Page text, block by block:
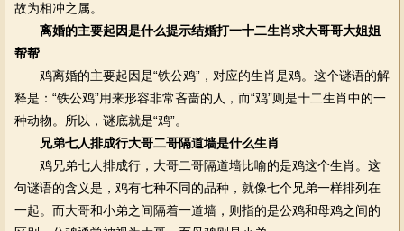
故为相冲之属。
离婚的主要起因是什么提示结婚打一十二生肖求大哥哥大姐姐
帮帮
鸡离婚的主要起因是“铁公鸡”，对应的生肖是鸡。这个谜语的解
释是：“铁公鸡”用来形容非常吝啬的人，而“鸡”则是十二生肖中的一
种动物。所以，谜底就是“鸡”。
兄弟七人排成行大哥二哥隔道墙是什么生肖
鸡兄弟七人排成行，大哥二哥隔道墙比喻的是鸡这个生肖。这
句谜语的含义是，鸡有七种不同的品种，就像七个兄弟一样排列在
一起。而大哥和小弟之间隔着一道墙，则指的是公鸡和母鸡之间的